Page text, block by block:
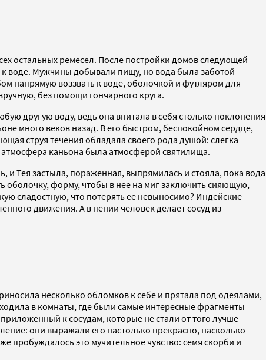
остальных ремесел. После постройки домов следующей
воде. Мужчины добывали пищу, но вода была заботой
напрямую воззвать к воде, оболочкой и футляром для
без помощи гончарного круга.
другую воду, ведь она впитала в себя столько поклонения
много веков назад. В его быстром, беспокойном сердце,
струя течения обладала своего рода душой: слегка
каньона была атмосферой святилища.
и Тея застыла, пораженная, выпрямилась и стояла, пока вода
оболочку, форму, чтобы в нее на миг заключить сияющую,
сладостную, что потерять ее невыносимо? Индейские
движения. А в пении человек делает сосуд из
несколько обломков к себе и прятала под одеялами,
в комнаты, где были самые интересные фрагменты
к сосудам, которые не стали от того лучше
они выражали его настолько прекрасно, насколько
пробуждалось это мучительное чувство: семя скорби и